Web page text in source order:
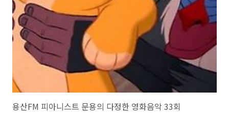
아쉬움이 남습니다.은 지난 1월 한 달 동안 안식월을 갖고, 2월 부터 이어
갈 예정입니다. 감사합니다! :)
용산FM 피아니스트 문용의 다정한 영화음악 33회